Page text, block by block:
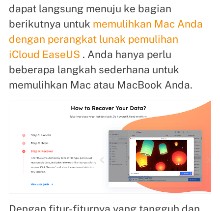
dapat langsung menuju ke bagian
berikutnya untuk memulihkan Mac Anda
dengan perangkat lunak pemulihan
iCloud EaseUS . Anda hanya perlu
beberapa langkah sederhana untuk
memulihkan Mac atau MacBook Anda.